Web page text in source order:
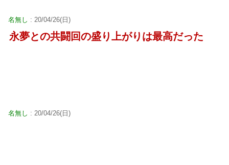
名無し : 20/04/26(日)
永夢との共闘回の盛り上がりは最高だった
名無し : 20/04/26(日)